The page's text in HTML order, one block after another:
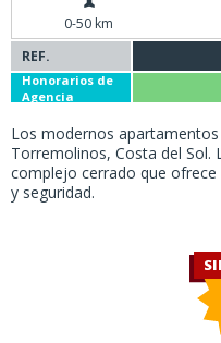
0-50 km
REF.
Honorarios de
Agencia
Los modernos
Torremolinos, Costa del Sol.
complejo cerrado que
y seguridad.